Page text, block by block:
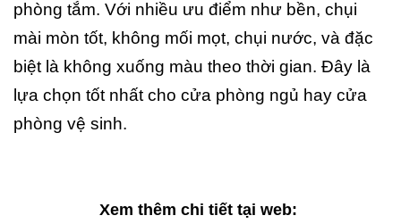
phòng tắm. Với nhiều ưu điểm như bền, chụi
mài mòn tốt, không mối mọt, chụi nước, và đặc
biệt là không xuống màu theo thời gian. Đây là
lựa chọn tốt nhất cho cửa phòng ngủ hay cửa
phòng vệ sinh.
Xem thêm chi tiết tại web: